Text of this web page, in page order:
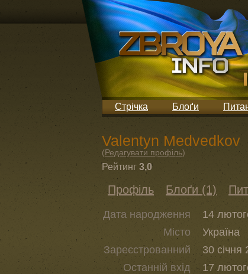
Стрічка Блоґи
Valentyn Medvedkov
(Редагувати профіль)
Рейтинг 3,0
Профіль Блоґи (1)
Дата народження
14
Місто
Україна
Зареєстрованний
30 січня
Останній вхід
17